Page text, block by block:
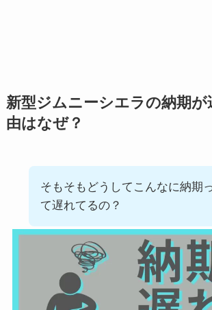
新型ジムニーシエラの納期が
由はなぜ？
そもそもどうしてこんなに納期
て遅れてるの？